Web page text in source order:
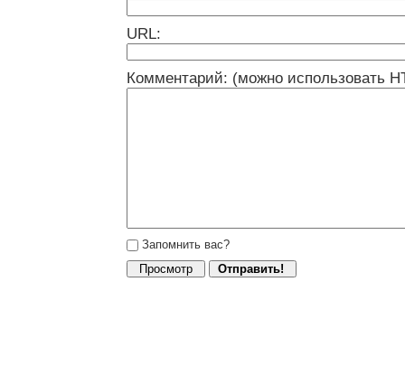
URL:
Комментарий: (можно использовать
Запомнить вас?